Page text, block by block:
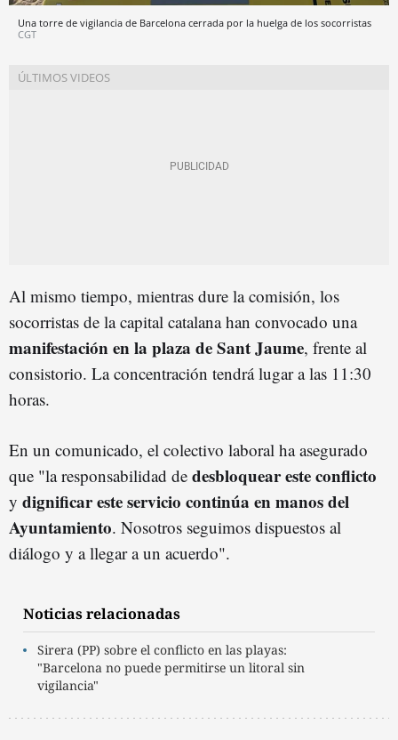
Una torre de vigilancia de Barcelona cerrada por la huelga de los socorristas
CGT
Al mismo tiempo, mientras dure la comisión, los
socorristas de la capital catalana han convocado una
manifestación en la plaza de Sant Jaume, frente al
consistorio. La concentración tendrá lugar a las 11:30
horas.
En un comunicado, el colectivo laboral ha asegurado
que "la responsabilidad de desbloquear este conflicto
y dignificar este servicio continúa en manos del
Ayuntamiento. Nosotros seguimos dispuestos al
diálogo y a llegar a un acuerdo".
Noticias relacionadas
Sirera (PP) sobre el conflicto en las playas:
"Barcelona no puede permitirse un litoral sin
vigilancia"